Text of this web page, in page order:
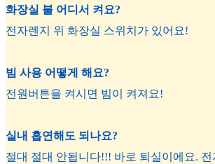
화장실 불 어디서 켜요?
전자렌지 위 화장실 스위치가 있어요!
빔 사용 어떻게 해요?
전원버튼을 켜시면 빔이 켜져요!
실내 흡연해도 되나요?
절대 절대 안됩니다!!! 바로 퇴실이에요.